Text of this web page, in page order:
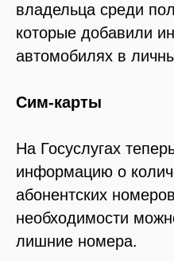
владельца среди
которые добавили
автомобилях в
Сим-карты
На Госуслугах
информацию о
абонентских
необходимости
лишние номера.